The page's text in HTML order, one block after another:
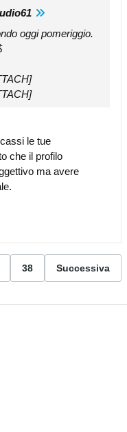
oggi pomeriggio.
le tue
che il profilo
ma avere
38 Successiva